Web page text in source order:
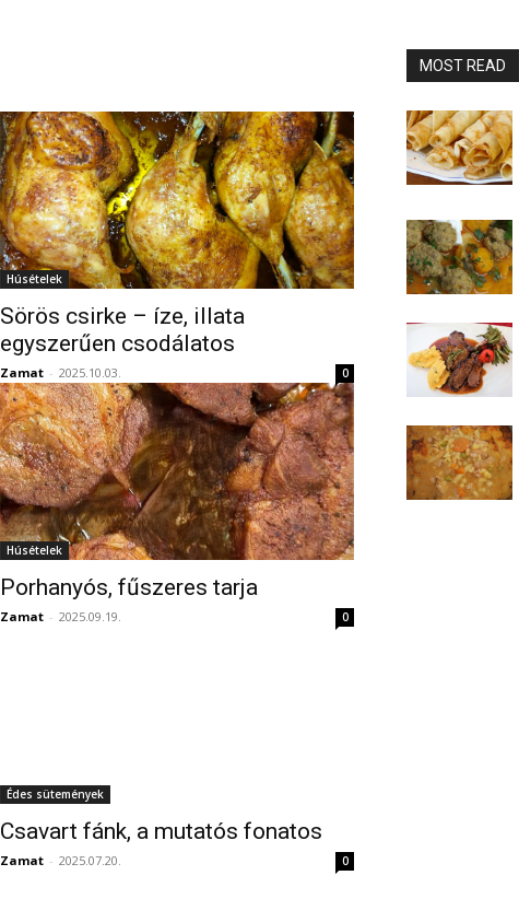
Húsételek
Sörös csirke – íze, illata
egyszerűen csodálatos
Zamat - 2025.10.03. 0
Húsételek
Porhanyós, fűszeres tarja
Zamat - 2025.09.19. 0
Édes sütemények
Csavart fánk, a mutatós fonatos
Zamat - 2025.07.20. 0
MOST READ